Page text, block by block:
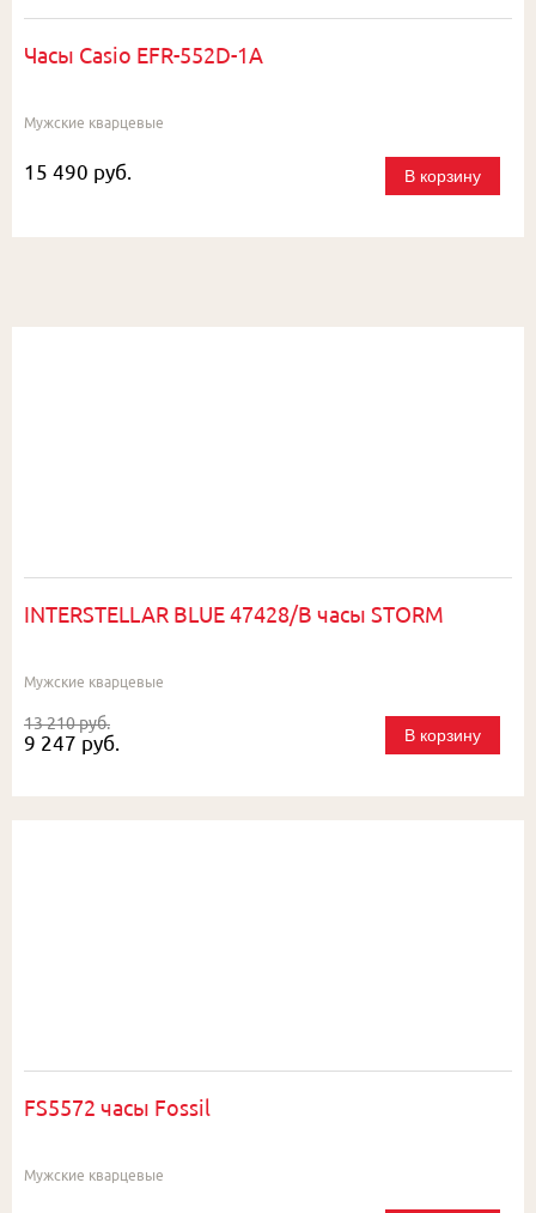
Часы Casio EFR-552D-1A
Мужские кварцевые
15 490 руб. В корзину
INTERSTELLAR BLUE 47428/B часы STORM
Мужские кварцевые
13 210 руб.
9 247 руб. В корзину
FS5572 часы Fossil
Мужские кварцевые